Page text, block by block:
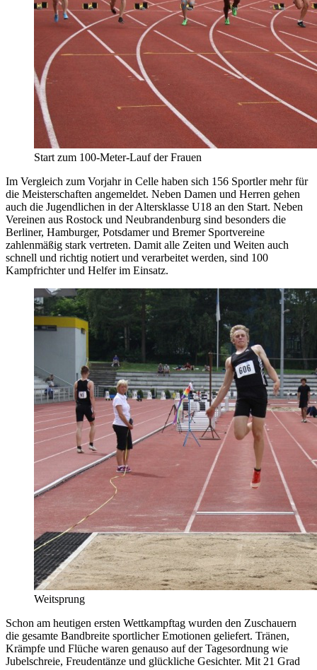
Start zum 100-Meter-Lauf der Frauen
Im Vergleich zum Vorjahr in Celle haben sich 156 Sportler mehr für
die Meisterschaften angemeldet. Neben Damen und Herren gehen
auch die Jugendlichen in der Altersklasse U18 an den Start. Neben
Vereinen aus Rostock und Neubrandenburg sind besonders die
Berliner, Hamburger, Potsdamer und Bremer Sportvereine
zahlenmäßig stark vertreten. Damit alle Zeiten und Weiten auch
schnell und richtig notiert und verarbeitet werden, sind 100
Kampfrichter und Helfer im Einsatz.
Weitsprung
Schon am heutigen ersten Wettkampftag wurden den Zuschauern
die gesamte Bandbreite sportlicher Emotionen geliefert. Tränen,
Krämpfe und Flüche waren genauso auf der Tagesordnung wie
Jubelschreie, Freudentänze und glückliche Gesichter. Mit 21 Grad